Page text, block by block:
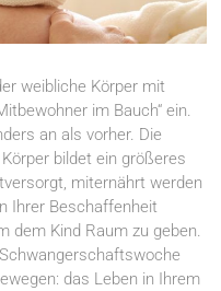
weibliche Körper mit
im Bauch“ ein.
an als vorher. Die
bildet ein größeres
miternährt werden
Ihrer Beschaffenheit
dem Kind Raum zu geben.
das Leben in Ihrem